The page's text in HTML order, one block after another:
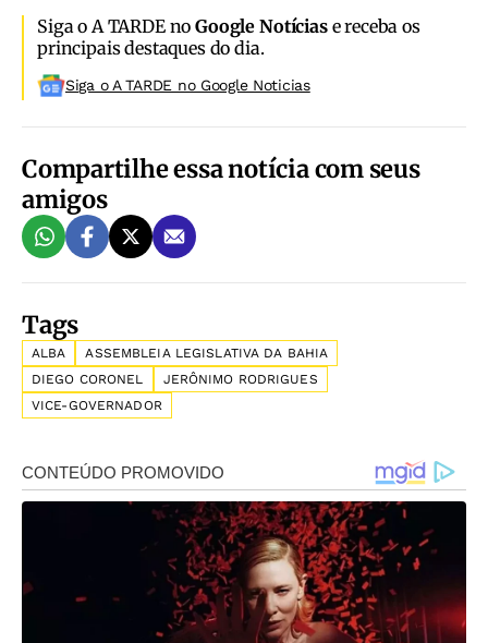
Siga o A TARDE noGoogle Notíciase receba os
principais destaques do dia.
Siga o A TARDE no Google Noticias
Compartilhe essa notícia com seus
amigos
Tags
ALBA
ASSEMBLEIA LEGISLATIVA DA BAHIA
DIEGO CORONEL
JERÔNIMO RODRIGUES
VICE-GOVERNADOR